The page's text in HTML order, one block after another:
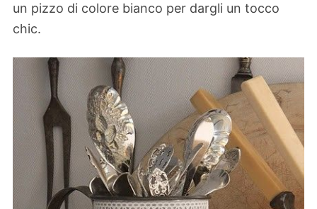
un pizzo di colore bianco per dargli un tocco
chic.